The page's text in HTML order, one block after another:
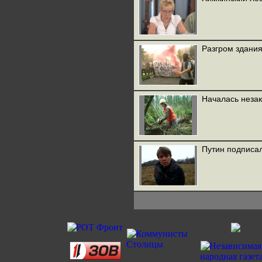
Разгром
Началась
Путин